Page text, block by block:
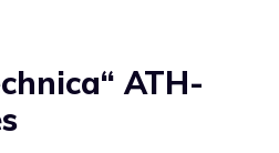
ATH-